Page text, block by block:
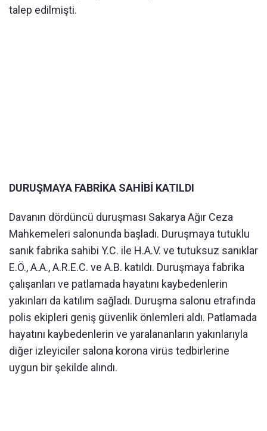
talep edilmişti.
DURUŞMAYA FABRİKA SAHİBİ KATILDI
Davanın dördüncü duruşması Sakarya Ağır Ceza
Mahkemeleri salonunda başladı. Duruşmaya tutuklu
sanık fabrika sahibi Y.C. ile H.A.V. ve tutuksuz sanıklar
E.Ö., A.A., A.R.E.C. ve A.B. katıldı. Duruşmaya fabrika
çalışanları ve patlamada hayatını kaybedenlerin
yakınları da katılım sağladı. Duruşma salonu etrafında
polis ekipleri geniş güvenlik önlemleri aldı. Patlamada
hayatını kaybedenlerin ve yaralananların yakınlarıyla
diğer izleyiciler salona korona virüs tedbirlerine
uygun bir şekilde alındı.